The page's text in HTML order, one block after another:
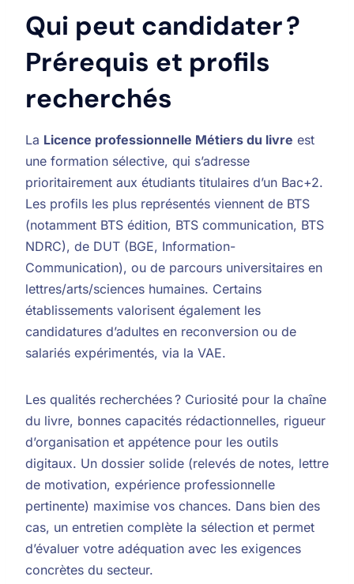
Qui peut candidater ?
Prérequis et profils
recherchés
La Licence professionnelle Métiers du livre est
une formation sélective, qui s’adresse
prioritairement aux étudiants titulaires d’un Bac+2.
Les profils les plus représentés viennent de BTS
(notamment BTS édition, BTS communication, BTS
NDRC), de DUT (BGE, Information-
Communication), ou de parcours universitaires en
lettres/arts/sciences humaines. Certains
établissements valorisent également les
candidatures d’adultes en reconversion ou de
salariés expérimentés, via la VAE.
Les qualités recherchées ? Curiosité pour la chaîne
du livre, bonnes capacités rédactionnelles, rigueur
d’organisation et appétence pour les outils
digitaux. Un dossier solide (relevés de notes, lettre
de motivation, expérience professionnelle
pertinente) maximise vos chances. Dans bien des
cas, un entretien complète la sélection et permet
d’évaluer votre adéquation avec les exigences
concrètes du secteur.